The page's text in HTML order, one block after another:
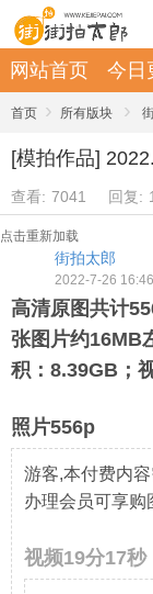
网站首页 今日
首页 › 所有版块 ›
[模拍作品]
查看: 7041 回复: 1
点击重新加载
街拍太郎
2022-7-26
高清原图共计
张图片约16MB
积：8.39GB；
照片556p
游客,本付费内
办理会员可享
视频19分17秒